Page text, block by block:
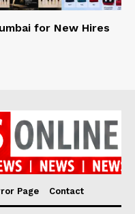
for New Hires
Page Contact